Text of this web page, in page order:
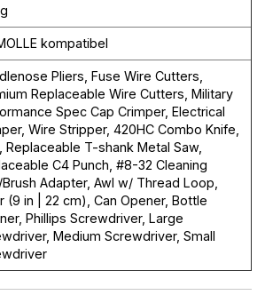
kompatibel
Pliers, Fuse Wire Cutters,
Replaceable Wire Cutters, Military
Spec Cap Crimper, Electrical
Wire Stripper, 420HC Combo Knife,
Replaceable T-shank Metal Saw,
C4 Punch, #8-32 Cleaning
Adapter, Awl w/ Thread Loop,
(9 in | 22 cm), Can Opener, Bottle
Phillips Screwdriver, Large
Medium Screwdriver, Small